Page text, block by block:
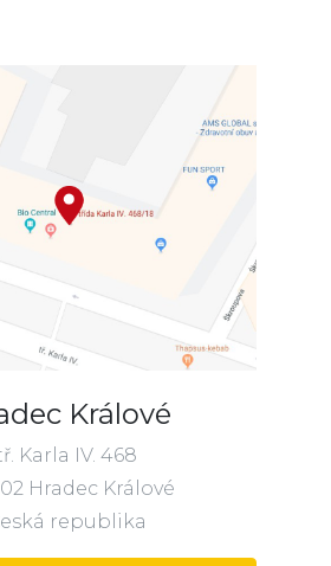
Králové
Karla IV. 468
Hradec Králové
republika